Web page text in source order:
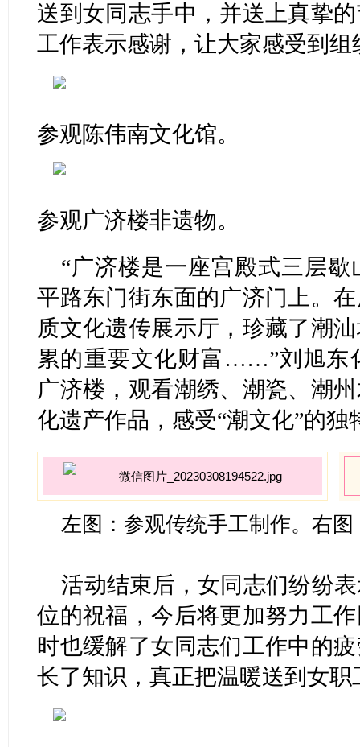
送到女同志手中，并送上真挚
工作表示感谢，让大家感受到
参观陈伟南文化馆。
参观广济楼非遗物。
“广济楼是一座宫殿式三层
平路东门街东面的广济门上。
质文化遗传展示厅，珍藏了潮
累的重要文化财富……”刘旭东
广济楼，观看潮绣、潮瓷、潮
化遗产作品，感受“潮文化”的独
左图：参观传统手工制作。右
活动结束后，女同志们纷纷
位的祝福，今后将更加努力工
时也缓解了女同志们工作中的
长了知识，真正把温暖送到女职